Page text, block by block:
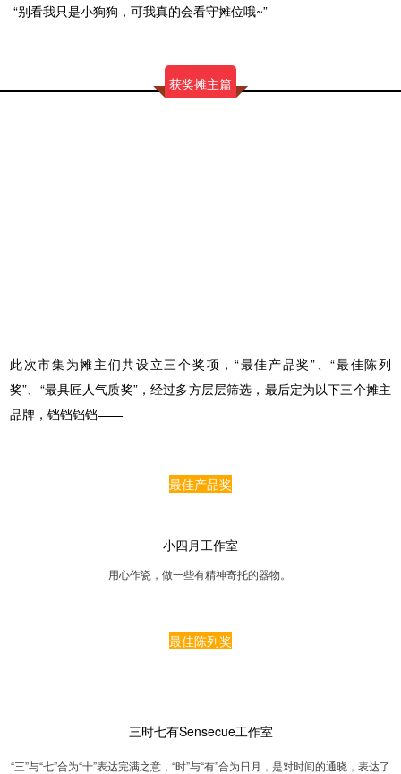
“别看我只是小狗狗，可我真的会看守摊位哦~”
获奖摊主篇
此次市集为摊主们共设立三个奖项，“最佳产品奖”、“最佳陈列
奖”、“最具匠人气质奖”，经过多方层层筛选，最后定为以下三个摊主
品牌，铛铛铛铛——
最佳产品奖
小四月工作室
用心作瓷，做一些有精神寄托的器物。
最佳陈列奖
三时七有Sensecue工作室
“三”与“七”合为“十”表达完满之意，“时”与“有”合为日月，是对时间的通晓，表达了